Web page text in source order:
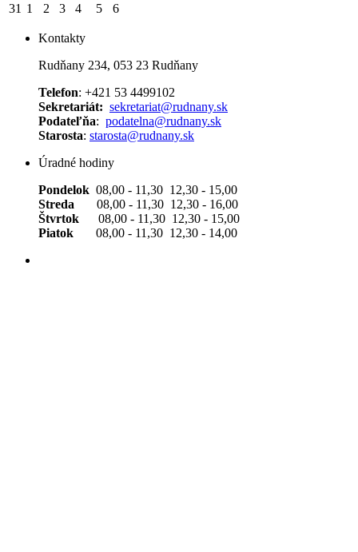
31 1 2 3 4 5 6
Kontakty
Rudňany 234, 053 23 Rudňany
Telefon: +421 53 4499102
Sekretariát: sekretariat@rudnany.sk
Podateľňa: podatelna@rudnany.sk
Starosta: starosta@rudnany.sk
Úradné hodiny
Pondelok 08,00 - 11,30 12,30 - 15,00
Streda 08,00 - 11,30 12,30 - 16,00
Štvrtok 08,00 - 11,30 12,30 - 15,00
Piatok 08,00 - 11,30 12,30 - 14,00